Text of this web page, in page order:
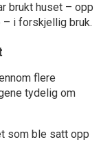
brukt huset – opp
– i forskjellig bruk.
flere
tydelig om
som ble satt opp